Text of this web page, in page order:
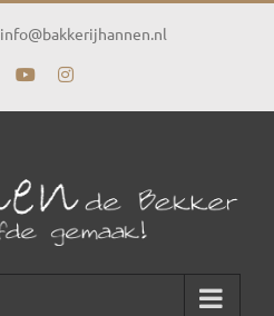
info@bakkerijhannen.nl
FacebookYouTubeInstagram